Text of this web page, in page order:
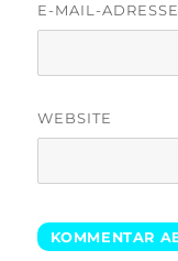
E-MAIL-ADRESSE
WEBSITE